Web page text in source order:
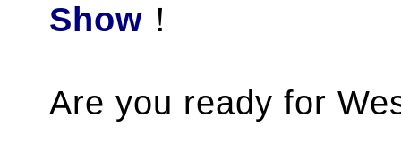
Show ！
Are you ready for